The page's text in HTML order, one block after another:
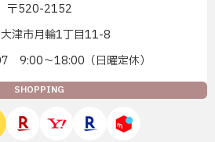
〒520-2152
津市月輪1丁目11-8
9:00〜18:00（日曜定休）
SHOPPING